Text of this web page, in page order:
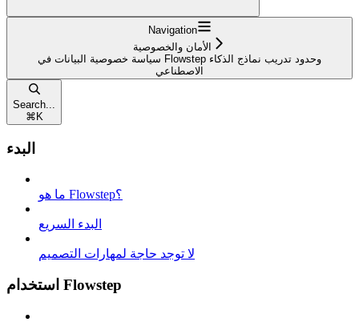
Navigation
الأمان والخصوصية
سياسة خصوصية البيانات في Flowstep وحدود تدريب نماذج الذكاء
الاصطناعي
Search...
⌘ K
البدء
ما هو Flowstep؟
البدء السريع
لا توجد حاجة لمهارات التصميم
استخدام Flowstep